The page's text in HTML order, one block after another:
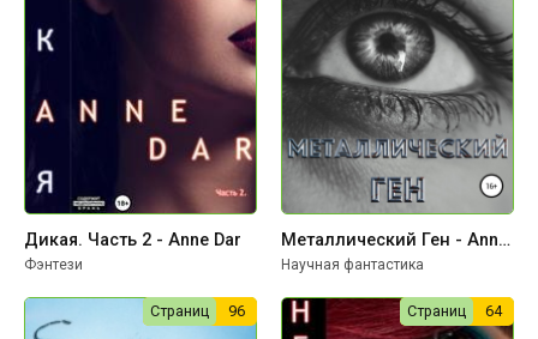
Дикая. Часть 2 - Anne Dar
Фэнтези
Металлический Ген - Anne Dar
Научная фантастика
Страниц 96 Страниц 64